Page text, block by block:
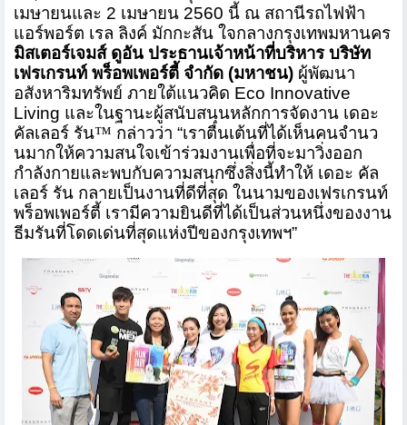
เมษายนและ 2 เมษายน 2560 นี้ ณ สถานีรถไฟฟ้า
แอร์พอร์ต เรล ลิงค์ มักกะสัน ใจกลางกรุงเทพมหานคร
มิสเตอร์เจมส์ ดูอัน ประธานเจ้าหน้าที่บริหาร บริษัท
เฟรเกรนท์ พร็อพเพอร์ตี้ จำกัด (มหาชน) ผู้พัฒนา
อสังหาริมทรัพย์ ภายใต้แนวคิด Eco Innovative
Living และในฐานะผู้สนับสนุนหลักการจัดงาน เดอะ
คัลเลอร์ รัน™ กล่าวว่า “เราตื่นเต้นที่ได้เห็นคนจำนว
นมากให้ความสนใจเข้าร่วมงานเพื่อที่จะมาวิ่งออก
กำลังกายและพบกับความสนุกซึ่งสิ่งนี้ทำให้ เดอะ คัล
เลอร์ รัน กลายเป็นงานที่ดีที่สุด ในนามของเฟรเกรนท์
พร็อพเพอร์ตี้ เรามีความยินดีที่ได้เป็นส่วนหนึ่งของงาน
ธีมรันที่โดดเด่นที่สุดแห่งปีของกรุงเทพฯ”